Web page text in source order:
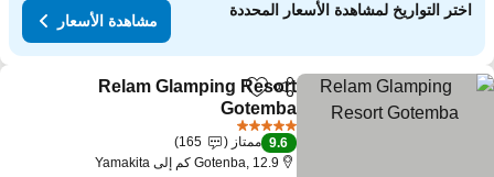
اختر التواريخ لمشاهدة الأسعار المحددة
مشاهدة الأسعار
مشاركةAdd to favorites
Relam Glamping Resort
Gotemba
مشاهدة الأسعار
9.6 ممتاز
165
Gotenba, 12.9 كم إلى Yamakita